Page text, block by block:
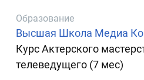
Образование
Высшая Школа Медиа
Курс Актерского
телеведущего (7 мес)